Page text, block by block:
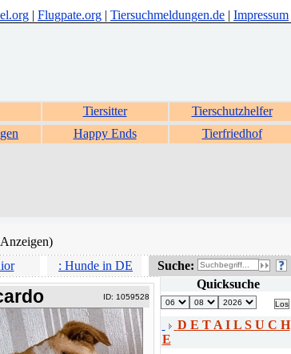
| Flugpate.org | Tiersuchmeldungen.de | Impressum
Tiersitter
Tierschutzhelfer
Happy Ends Tierfriedhof
: Hunde in DE Suche:
ID: 1059528
Quicksuche
D E T A I L S U C H
E